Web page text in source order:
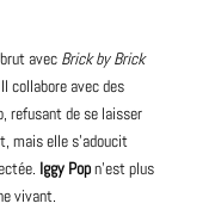
avec Brick by Brick
collabore avec des
refusant de se laisser
mais elle s’adoucit
Iggy Popn’est plus
vivant.